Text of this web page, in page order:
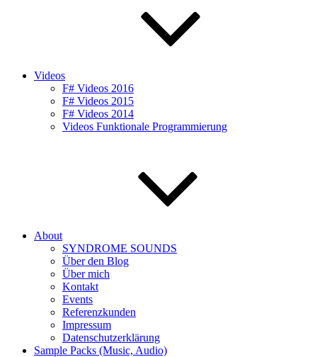
Videos
F# Videos 2016
F# Videos 2015
F# Videos 2014
Videos Funktionale Programmierung
About
SYNDROME SOUNDS
Über den Blog
Über mich
Kontakt
Events
Referenzkunden
Impressum
Datenschutzerklärung
Sample Packs (Music, Audio)